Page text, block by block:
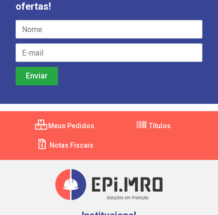
ofertas!
Meus Pedidos Títulos
Notas Fiscais